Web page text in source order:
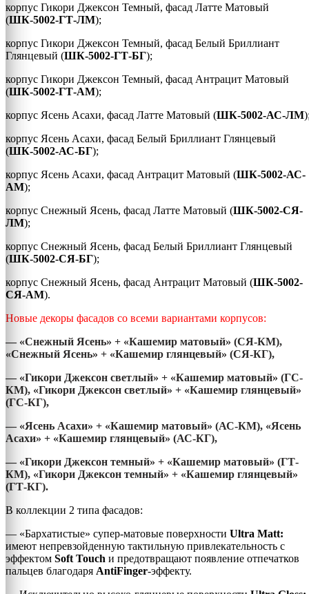
корпус Гикори Джексон Темный, фасад Латте Матовый
(ШК-5002-ГТ-ЛМ);
корпус Гикори Джексон Темный, фасад Белый Бриллиант
Глянцевый (ШК-5002-ГТ-БГ);
корпус Гикори Джексон Темный, фасад Антрацит Матовый
(ШК-5002-ГТ-АМ);
корпус Ясень Асахи, фасад Латте Матовый (ШК-5002-АС-ЛМ
корпус Ясень Асахи, фасад Белый Бриллиант Глянцевый
(ШК-5002-АС-БГ);
корпус Ясень Асахи, фасад Антрацит Матовый (ШК-5002-АС-
АМ);
корпус Снежный Ясень, фасад Латте Матовый (ШК-5002-СЯ-
ЛМ);
корпус Снежный Ясень, фасад Белый Бриллиант Глянцевый
(ШК-5002-СЯ-БГ);
корпус Снежный Ясень, фасад Антрацит Матовый (ШК-5002-
СЯ-АМ).
Новые декоры фасадов со всеми вариантами корпусов:
— «Снежный Ясень» + «Кашемир матовый» (СЯ-КМ),
«Снежный Ясень» + «Кашемир глянцевый» (СЯ-КГ),
— «Гикори Джексон светлый» + «Кашемир матовый» (ГС-
КМ), «Гикори Джексон светлый» + «Кашемир глянцевый»
(ГС-КГ),
— «Ясень Асахи» + «Кашемир матовый» (АС-КМ), «Ясень
Асахи» + «Кашемир глянцевый» (АС-КГ),
— «Гикори Джексон темный» + «Кашемир матовый» (ГТ-
КМ), «Гикори Джексон темный» + «Кашемир глянцевый»
(ГТ-КГ).
В коллекции 2 типа фасадов:
— «Бархатистые» супер-матовые поверхности Ultra Matt:
имеют непревзойденную тактильную привлекательность с
эффектом Soft Touch и предотвращают появление отпечатков
пальцев благодаря AntiFinger-эффекту.